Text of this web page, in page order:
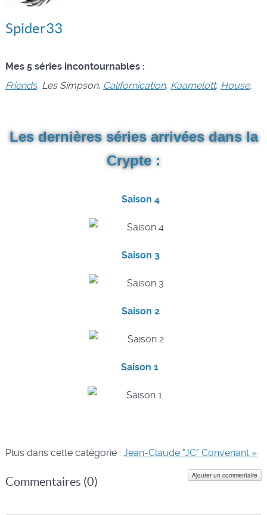
Spider33
Mes 5 séries incontournables :
Friends, Les Simpson, Californication, Kaamelott, House.
Les dernières séries arrivées dans la
Crypte :
Saison 4
Saison 3
Saison 2
Saison 1
Plus dans cette catégorie : Jean-Claude "JC" Convenant »
Commentaires (0)
Ajouter un commentaire